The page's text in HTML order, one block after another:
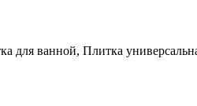
для ванной, Плитка